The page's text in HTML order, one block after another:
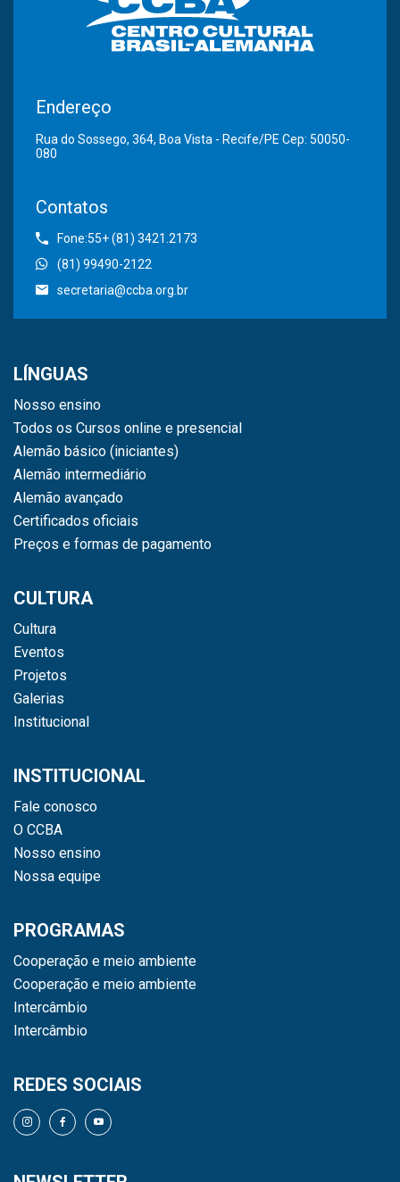
Endereço
Rua do Sossego, 364, Boa Vista - Recife/PE Cep: 50050-
080
Contatos
Fone:55+ (81) 3421.2173
(81) 99490-2122
secretaria@ccba.org.br
LÍNGUAS
Nosso ensino
Todos os Cursos online e presencial
Alemão básico (iniciantes)
Alemão intermediário
Alemão avançado
Certificados oficiais
Preços e formas de pagamento
CULTURA
Cultura
Eventos
Projetos
Galerias
Institucional
INSTITUCIONAL
Fale conosco
O CCBA
Nosso ensino
Nossa equipe
PROGRAMAS
Cooperação e meio ambiente
Cooperação e meio ambiente
Intercâmbio
Intercâmbio
REDES SOCIAIS